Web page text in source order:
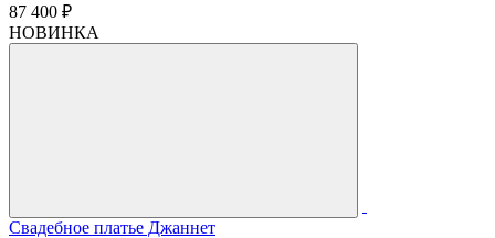
87 400 ₽
НОВИНКА
Свадебное платье Джаннет